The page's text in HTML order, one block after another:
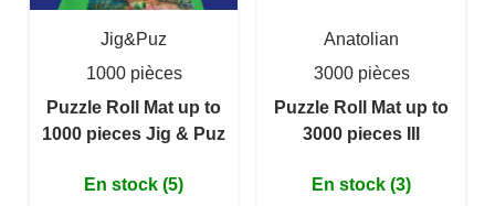
Jig&Puz
1000 pièces
Puzzle Roll Mat up to
1000 pieces Jig & Puz
En stock (5)
Anatolian
3000 pièces
Puzzle Roll Mat up to
3000 pieces III
En stock (3)